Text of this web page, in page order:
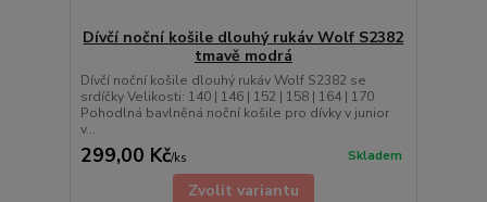
Dívčí noční košile dlouhý rukáv Wolf S2382
tmavě modrá
Dívčí noční košile dlouhý rukáv Wolf S2382 se
srdíčky Velikosti: 140 | 146 | 152 | 158 | 164 | 170
Pohodlná bavlněná noční košile pro dívky v junior
v...
299,00 Kč/ks Skladem
Zvolit variantu